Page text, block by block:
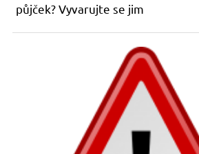
půjček? Vyvarujte se jim